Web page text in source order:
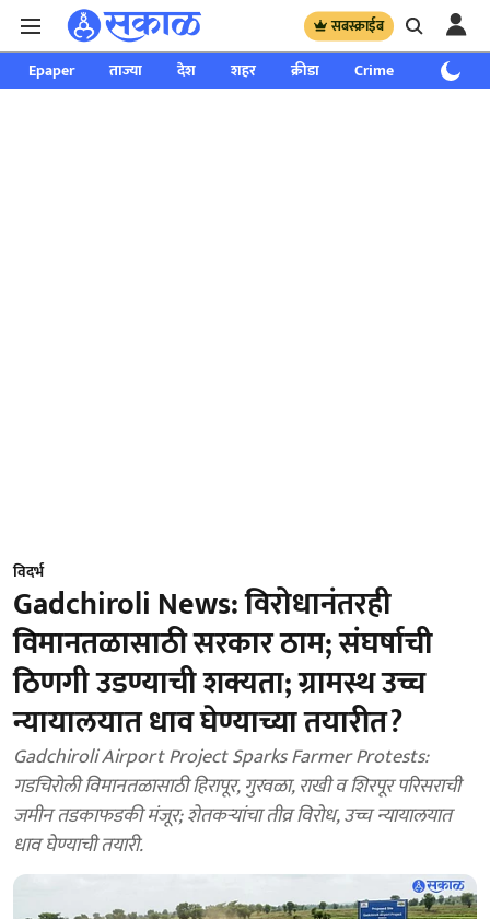
सबस्क्राईब
Epaper ताज्या देश शहर क्रीडा Crime साप्ताहिक
विदर्भ
Gadchiroli News: विरोधानंतरही
विमानतळासाठी सरकार ठाम; संघर्षाची
ठिणगी उडण्याची शक्यता; ग्रामस्थ उच्च
न्यायालयात धाव घेण्याच्या तयारीत?
Gadchiroli Airport Project Sparks Farmer Protests:
गडचिरोली विमानतळासाठी हिरापूर, गुरवळा, राखी व शिरपूर परिसराची
जमीन तडकाफडकी मंजूर; शेतकऱ्यांचा तीव्र विरोध, उच्च न्यायालयात
धाव घेण्याची तयारी.